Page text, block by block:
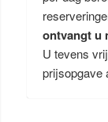
ontvangt u
U tevens
prijsopgave